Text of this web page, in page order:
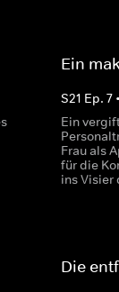
Ein
S21 Ep. 7•
Ein
Frau als
für die
ins Visier
Die